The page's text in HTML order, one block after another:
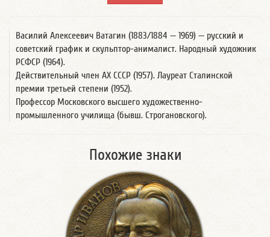
Василий Алексеевич Ватагин (1883/1884 — 1969) — русский и
советский график и скульптор-анималист. Народный художник
РСФСР (1964).
Действительный член АХ СССР (1957). Лауреат Сталинской
премии третьей степени (1952).
Профессор Московского высшего художественно-
промышленного училища (бывш. Строгановского).
Похожие знаки